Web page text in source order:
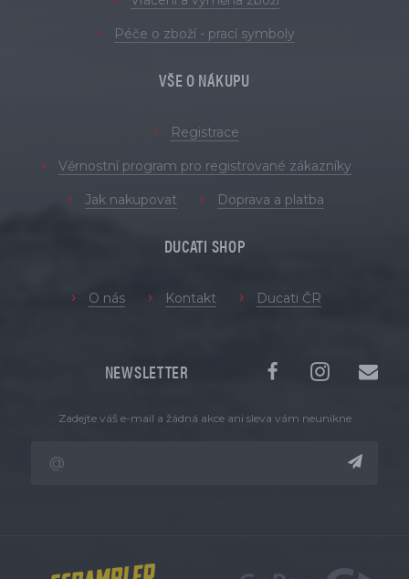
Péče o zboží - prací symboly
VŠE O NÁKUPU
Registrace
Věrnostní program pro registrované zákazníky
Jak nakupovat Doprava a platba
DUCATI SHOP
O nás Kontakt Ducati ČR
NEWSLETTER
Zadejte váš e-mail a žádná akce ani sleva vám neunikne